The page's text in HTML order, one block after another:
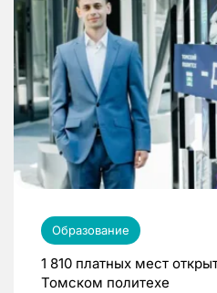
Образование
1 810 платных мест
Томском политехе